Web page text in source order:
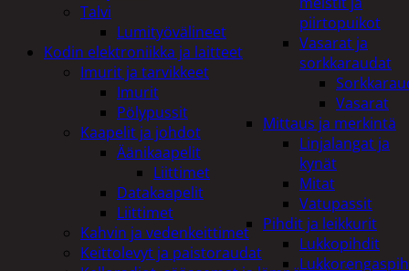
piirtopuikot
Vasarat ja
sorkkaraudat
Vasarat
Mittaus ja merkintä
Linjalangat ja
kynät
Mitat
Vatupassit
Pihdit ja leikkurit
Lukkopihdit
Talvi
Lumityövälineet
Kodin elektroniikka ja laitteet
Imurit ja tarvikkeet
Imurit
Pölypussit
Kaapelit ja johdot
Äänikaapelit
Liittimet
Datakaapelit
Liittimet
Kahvin ja vedenkeittimet
Keittolevyt ja paistoraudat